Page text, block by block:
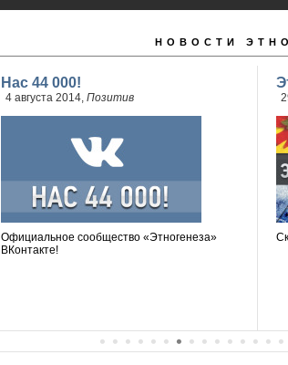
НОВОСТИ
Нас 44 000!
4 августа 2014, Позитив
Официальное сообщество «Этногенеза»
ВКонтакте!